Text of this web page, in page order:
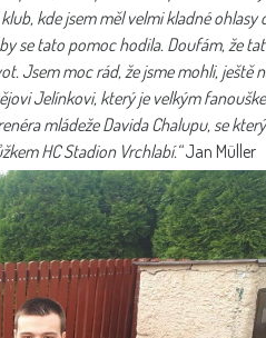
kde jsem měl velmi kladné ohlasy
se tato pomoc hodila. Doufám, že
Jsem moc rád, že jsme mohli, ještě
Jelínkovi, který je velkým
mládeže Davida Chalupu, se
HC Stadion Vrchlabí.“Jan Müller